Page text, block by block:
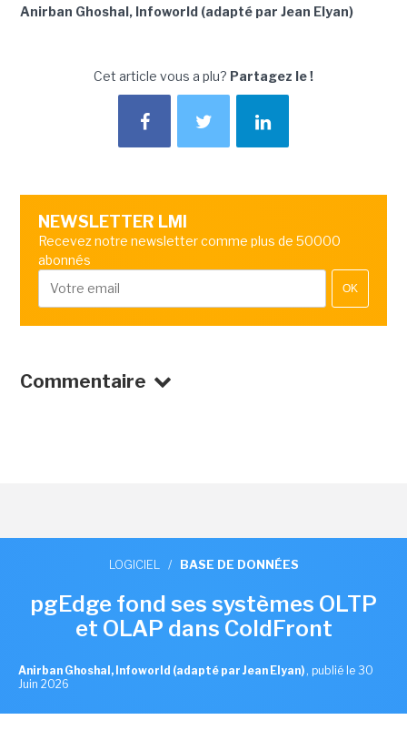
Anirban Ghoshal, Infoworld (adapté par Jean Elyan)
Cet article vous a plu? Partagez le !
NEWSLETTER LMI
Recevez notre newsletter comme plus de 50000
abonnés
OK
Commentaire
LOGICIEL / BASE DE DONNÉES
pgEdge fond ses systèmes OLTP
et OLAP dans ColdFront
Anirban Ghoshal, Infoworld (adapté par Jean Elyan) , publié le 30
Juin 2026